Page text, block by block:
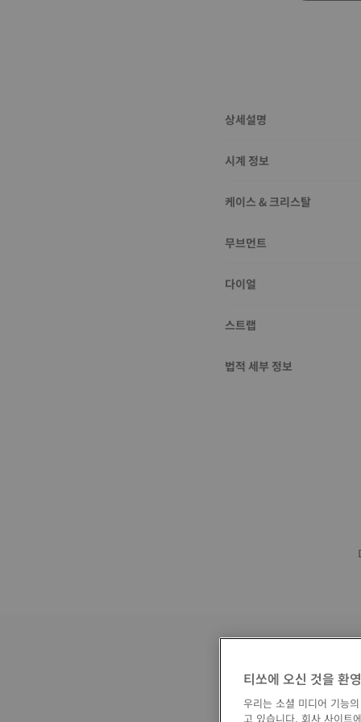
상세설명
시계 정보
케이스 & 크리스탈
무브먼트
다이얼
스트랩
법적 세부 정보
티쏘에 오신 것을 환
우리는 소셜 미디어 기능
고 있습니다. 회사 사이트